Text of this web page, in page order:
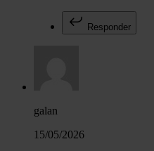
Responder
galan
15/05/2026